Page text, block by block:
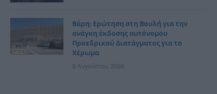
Βάρη: Ερώτηση στη Βουλή για την
ανάγκη έκδοσης αυτόνομου
Προεδρικού Διατάγματος για το
Χέρωμα
8 Αυγούστου, 2026